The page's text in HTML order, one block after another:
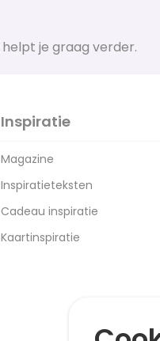
helpt je graag verder.
Inspiratie
Magazine
Inspiratieteksten
Cadeau inspiratie
Kaartinspiratie